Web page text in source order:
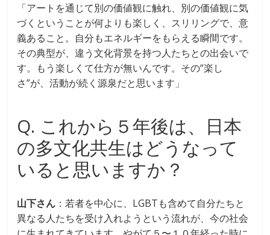
「アートを通じて別の価値観に触れ、別の価値観に気
づくということが何よりも楽しく、スリリングで、意
義あること。自分もエネルギーをもらえる瞬間です。
その典型が、違う文化背景を持つ人たちとの出会いで
す。もう楽しくて仕方が無いんです。その“楽し
さ”が、活動が続く源泉だと思います」
Q. これから５年後は、日本
の多文化共生はどうなって
いると思いますか？
山下さん ：若者を中心に、LGBTも含めて自分たちと
異なる人たちを受け入れようという流れが、今の社会